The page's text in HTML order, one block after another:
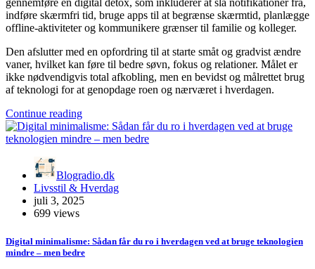
gennemføre en digital detox, som inkluderer at slå notifikationer fra,
indføre skærmfri tid, bruge apps til at begrænse skærmtid, planlægge
offline-aktiviteter og kommunikere grænser til familie og kolleger.
Den afslutter med en opfordring til at starte småt og gradvist ændre
vaner, hvilket kan føre til bedre søvn, fokus og relationer. Målet er
ikke nødvendigvis total afkobling, men en bevidst og målrettet brug
af teknologi for at genopdage roen og nærværet i hverdagen.
Continue reading
Blogradio.dk
Livsstil & Hverdag
juli 3, 2025
699 views
Digital minimalisme: Sådan får du ro i hverdagen ved at bruge teknologien
mindre – men bedre